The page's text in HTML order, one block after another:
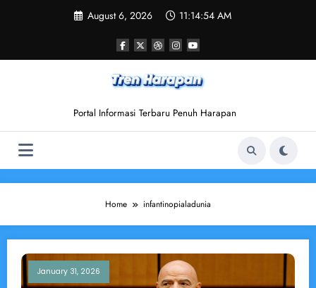
August 6, 2026 11:14:54 AM
Portal Informasi Terbaru Penuh Harapan
Home infantinopialadunia
January 31, 2026